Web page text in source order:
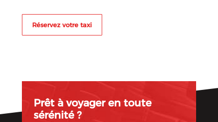
Réservez votre taxi
Prêt à voyager en toute
sérénité ?